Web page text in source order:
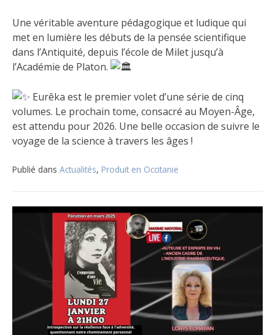
Une véritable aventure pédagogique et ludique qui
met en lumière les débuts de la pensée scientifique
dans l’Antiquité, depuis l’école de Milet jusqu’à
l’Académie de Platon.
Eurêka est le premier volet d’une série de cinq
volumes. Le prochain tome, consacré au Moyen-Âge,
est attendu pour 2026. Une belle occasion de suivre le
voyage de la science à travers les âges !
Publié dans Actualités, Produit en Occitanie